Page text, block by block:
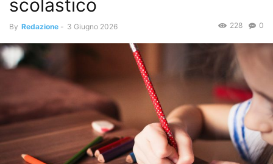
scolastico
By Redazione - 3 Giugno 2026 0
228